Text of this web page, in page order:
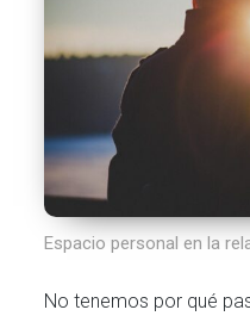
Espacio personal en la
No tenemos por qué